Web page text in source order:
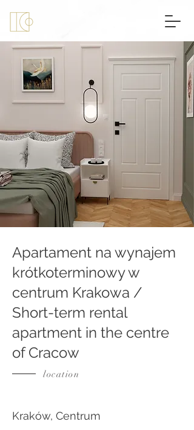
Apartament na wynajem
krótkoterminowy w
centrum Krakowa /
Short-term rental
apartment in the centre
of Cracow
Kraków, Centrum
location